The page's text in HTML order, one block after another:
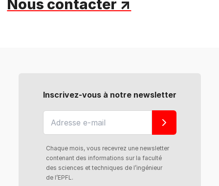
Nous contacter ↗
Inscrivez-vous à notre newsletter
Chaque mois, vous recevrez une newsletter
contenant des informations sur la faculté
des sciences et techniques de l’ingénieur
de l’EPFL.